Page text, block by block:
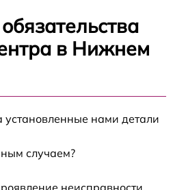
в Нижнем
установленные нами детали
случаем?